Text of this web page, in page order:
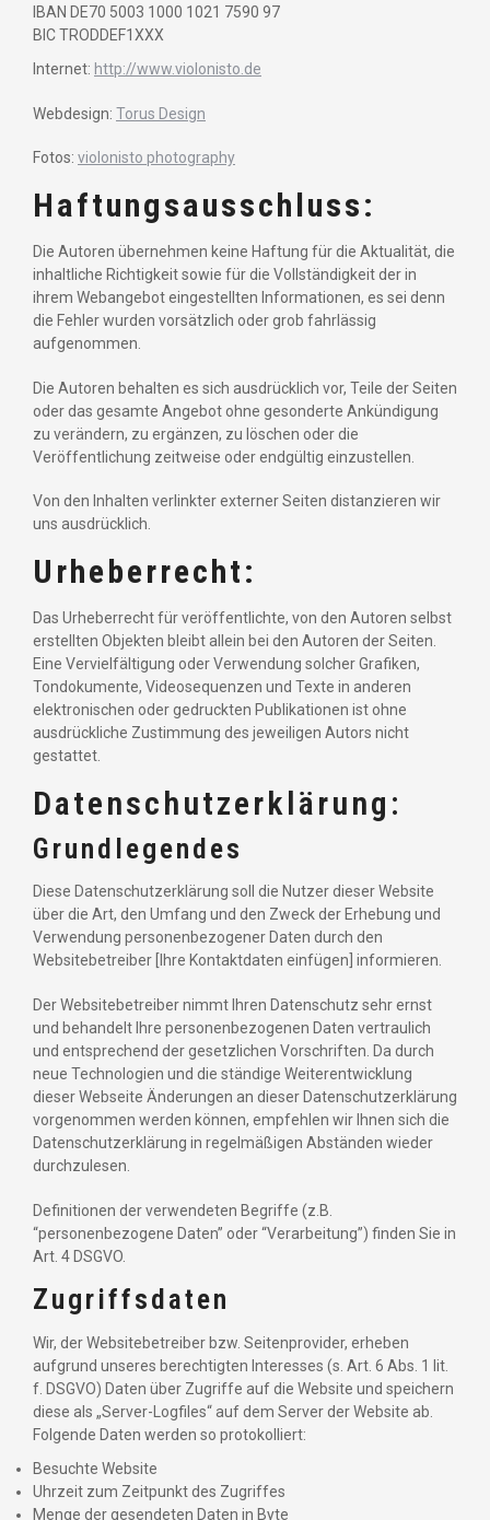
IBAN DE70 5003 1000 1021 7590 97
BIC TRODDEF1XXX
Internet: http://www.violonisto.de
Webdesign: Torus Design
Fotos: violonisto photography
Haftungsausschluss:
Die Autoren übernehmen keine Haftung für die Aktualität, die
inhaltliche Richtigkeit sowie für die Vollständigkeit der in
ihrem Webangebot eingestellten Informationen, es sei denn
die Fehler wurden vorsätzlich oder grob fahrlässig
aufgenommen.
Die Autoren behalten es sich ausdrücklich vor, Teile der Seiten
oder das gesamte Angebot ohne gesonderte Ankündigung
zu verändern, zu ergänzen, zu löschen oder die
Veröffentlichung zeitweise oder endgültig einzustellen.
Von den Inhalten verlinkter externer Seiten distanzieren wir
uns ausdrücklich.
Urheberrecht:
Das Urheberrecht für veröffentlichte, von den Autoren selbst
erstellten Objekten bleibt allein bei den Autoren der Seiten.
Eine Vervielfältigung oder Verwendung solcher Grafiken,
Tondokumente, Videosequenzen und Texte in anderen
elektronischen oder gedruckten Publikationen ist ohne
ausdrückliche Zustimmung des jeweiligen Autors nicht
gestattet.
Datenschutzerklärung:
Grundlegendes
Diese Datenschutzerklärung soll die Nutzer dieser Website
über die Art, den Umfang und den Zweck der Erhebung und
Verwendung personenbezogener Daten durch den
Websitebetreiber [Ihre Kontaktdaten einfügen] informieren.
Der Websitebetreiber nimmt Ihren Datenschutz sehr ernst
und behandelt Ihre personenbezogenen Daten vertraulich
und entsprechend der gesetzlichen Vorschriften. Da durch
neue Technologien und die ständige Weiterentwicklung
dieser Webseite Änderungen an dieser Datenschutzerklärung
vorgenommen werden können, empfehlen wir Ihnen sich die
Datenschutzerklärung in regelmäßigen Abständen wieder
durchzulesen.
Definitionen der verwendeten Begriffe (z.B.
“personenbezogene Daten” oder “Verarbeitung”) finden Sie in
Art. 4 DSGVO.
Zugriffsdaten
Wir, der Websitebetreiber bzw. Seitenprovider, erheben
aufgrund unseres berechtigten Interesses (s. Art. 6 Abs. 1 lit.
f. DSGVO) Daten über Zugriffe auf die Website und speichern
diese als „Server-Logfiles“ auf dem Server der Website ab.
Folgende Daten werden so protokolliert:
Besuchte Website
Uhrzeit zum Zeitpunkt des Zugriffes
Menge der gesendeten Daten in Byte